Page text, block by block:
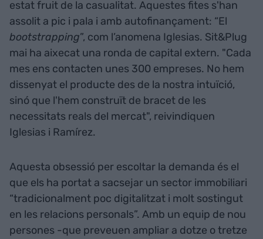
estat fruit de la casualitat. Aquestes fites s'han
assolit a pic i pala i amb autofinançament: “El
bootstrapping”, com l’anomena Iglesias. Sit&Plug
mai ha aixecat una ronda de capital extern. "Cada
mes ens contacten unes 300 empreses. No hem
dissenyat el producte des de la nostra intuïció,
sinó que l'hem construït de bracet de les
necessitats reals del mercat", reivindiquen
Iglesias i Ramírez.
Aquesta obsessió per escoltar la demanda és el
que els ha portat a sacsejar un sector immobiliari
“tradicionalment poc digitalitzat i molt sostingut
en les relacions personals”. Amb un equip de nou
persones -que preveuen ampliar a dotze o tretze